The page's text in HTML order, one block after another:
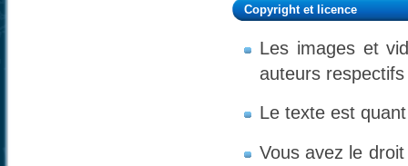
Copyright et licence
Les images et
auteurs respectifs
Le texte est
Vous avez le